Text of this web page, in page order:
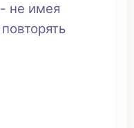
- не имея
повторять